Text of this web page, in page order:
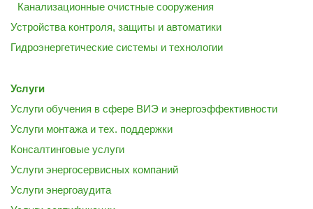
Канализационные очистные сооружения
Устройства контроля, защиты и автоматики
Гидроэнергетические системы и технологии
Услуги
Услуги обучения в сфере ВИЭ и энергоэффективности
Услуги монтажа и тех. поддержки
Консалтинговые услуги
Услуги энергосервисных компаний
Услуги энергоаудита